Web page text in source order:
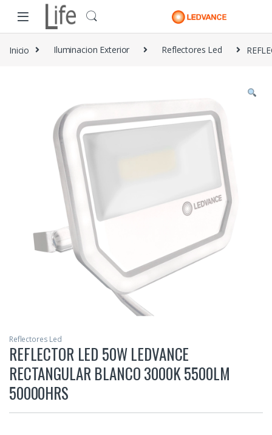
Skip to navigation
Skip to content
Inicio Iluminacion Exterior Reflectores Led
Reflectores Led
REFLECTOR LED 50W LEDVANCE
RECTANGULAR BLANCO 3000K 5500LM
50000HRS